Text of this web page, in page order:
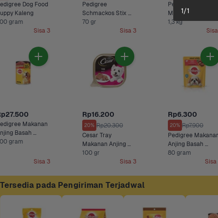
Dog Food
Kaleng
gram
Sisa 3
Pedigree
Schmackos Stix
Snack Anjing Rasa
Sapi Panggang
70 gr
Sisa 3
Pedigree Mini
Makanan Anjing
Kering Daging
Domba & Sayur
1,3 kg
Makanan
Basah
Beef
gram
Sisa 3
Rp16.200
20% Rp20.300
Cesar Tray
Makanan Anjing
100 gr
Sisa 3
Rp6.300
20% Rp7.900
Pedigree
Anjing Basah
Daging Sapi &
80 gram
Sisa
Tersedia pada Pengiriman Terjadwal
1/1